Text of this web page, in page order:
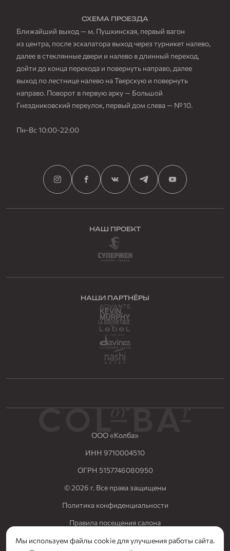
СХЕМА ПРОЕЗДА
Ближайший выход — м. Пушкинская, первый вагон
из центра, после эскалатора выход через турникет налево,
далее в стеклянные двери и налево в длинный переход,
дойти до конца перехода и повернуть направо, далее
выход по лестнице налево на Тверскую и повернуть
направо. Поворот в первую арку — Большой
Гнездниковский переулок, первый дом слева — № 10.
Пн-Вс 10:00-22:00
НАШ ПРОЕКТ
НАШИ ПАРТНЁРЫ
ООО «Колба»
ИНН 9710004510
ОГРН 5157746080950
© 2026 г. Все права защищены
Политика конфиденциальности
Правила посещения салона
Разработка сайта Nuts Digital
Мы используем файлы cookie для улучшения работы сайта.